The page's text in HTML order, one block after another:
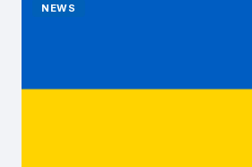
NEWS